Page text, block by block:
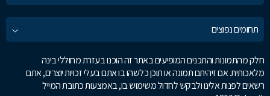
תחומים נפוצים
חלק מהתמונות והתכנים המופיעים באתר זה הוכנו בעזרת מחוללי בינה
מלאכותית. אם זיהיתם תמונה או תוכן כלשהו בו אתם בעלי זכויות יוצרים, אתם
רשאים לפנות אלינו ולבקש לחדול משימוש בו, באמצעות כתובת המייל